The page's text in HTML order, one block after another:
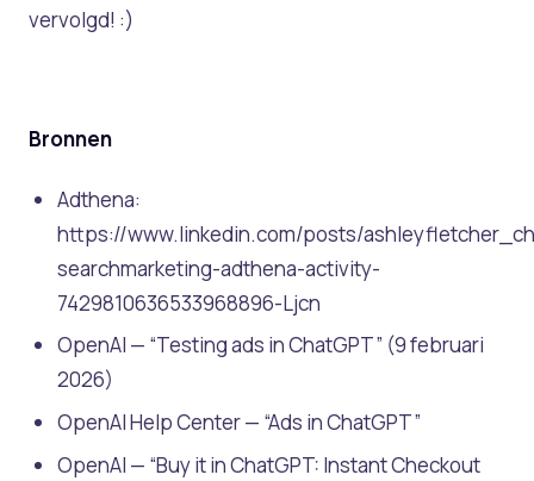
vervolgd! :)
Bronnen
Adthena:
https://www.linkedin.com/posts/
searchmarketing-adthena-activity-
7429810636533968896-Ljcn
OpenAI — “Testing ads in ChatGPT” (9 februari
2026)
OpenAI Help Center — “Ads in ChatGPT”
OpenAI — “Buy it in ChatGPT: Instant Checkout